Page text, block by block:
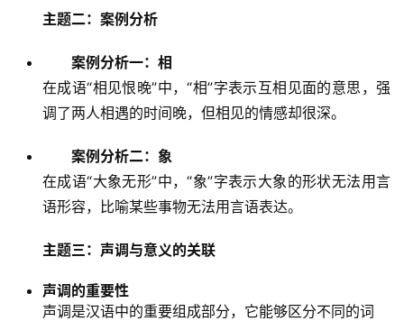
主题二：案例分析
案例分析一：相
在成语“相见恨晚”中，“相”字表示互相见面的意思，强
调了两人相遇的时间晚，但相见的情感却很深。
案例分析二：象
在成语“大象无形”中，“象”字表示大象的形状无法用言
语形容，比喻某些事物无法用言语表达。
主题三：声调与意义的关联
声调的重要性
声调是汉语中的重要组成部分，它能够区分不同的词